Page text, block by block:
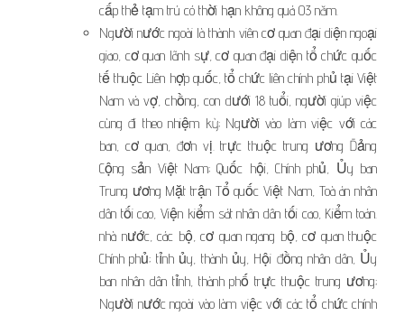
cấp thẻ tạm trú có thời hạn không quá 03 năm.
Người nước ngoài là thành viên cơ quan đại diện ngoại
giao, cơ quan lãnh sự, cơ quan đại diện tổ chức quốc
tế thuộc Liên hợp quốc, tổ chức liên chính phủ tại Việt
Nam và vợ, chồng, con dưới 18 tuổi, người giúp việc
cùng đi theo nhiệm kỳ; Người vào làm việc với các
ban, cơ quan, đơn vị. trực thuộc trung ương Đảng
Cộng sản Việt Nam; Quốc hội, Chính phủ, Ủy ban
Trung ương Mặt trận Tổ quốc Việt Nam, Toà án nhân
dân tối cao, Viện kiểm sát nhân dân tối cao, Kiểm toán.
nhà nước, các bộ, cơ quan ngang bộ, cơ quan thuộc
Chính phủ; tỉnh ủy, thành ủy, Hội đồng nhân dân, Ủy
ban nhân dân tỉnh, thành phố trực thuộc trung ương;
Người nước ngoài vào làm việc với các tổ chức chính